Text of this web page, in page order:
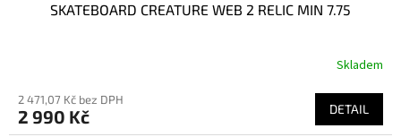
SKATEBOARD CREATURE WEB 2 RELIC MIN 7.75
Skladem
2 471,07 Kč bez DPH
2 990 Kč DETAIL